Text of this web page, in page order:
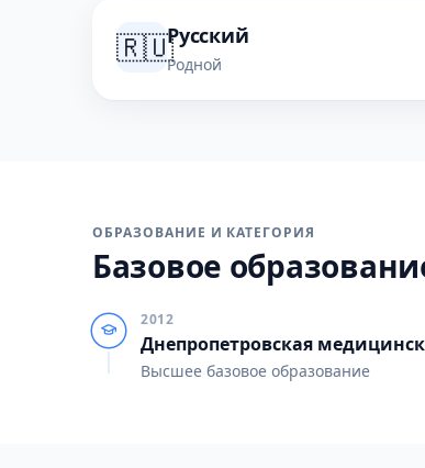
🇷🇺Русский
Родной
ОБРАЗОВАНИЕ И КАТЕГОРИЯ
Базовое
2012
Днепропетровская
Высшее базовое образование